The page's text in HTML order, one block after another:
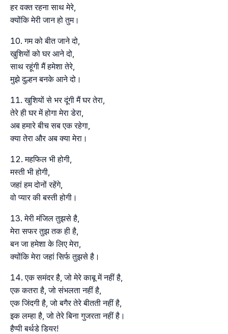
हर वक्त रहना साथ मेरे,
क्योंकि मेरी जान हो तुम।
गम को बीत जाने दो,
खुशियों को घर आने दो,
साथ रहूंगी मैं हमेशा तेरे,
मुझे दुल्हन बनके आने दो।
खुशियों से भर दूंगी मैं घर तेरा,
तेरे ही घर में होगा मेरा डेरा,
अब हमारे बीच सब एक रहेगा,
क्या तेरा और अब क्या मेरा।
महफिल भी होगी,
मस्ती भी होगी,
जहां हम दोनों रहेंगे,
वो प्यार की बस्ती होगी।
मेरी मंजिल तुझसे है,
मेरा सफर तुझ तक ही है,
बन जा हमेशा के लिए मेरा,
क्योंकि मेरा जहां सिर्फ तुझसे है।
एक समंदर है, जो मेरे काबू में नहीं है,
एक कतरा है, जो संभलता नहीं है,
एक जिंदगी है, जो बगैर तेरे बीतती नहीं है,
इक लम्हा है, जो तेरे बिना गुजरता नहीं है।
हैप्पी बर्थडे डियर!